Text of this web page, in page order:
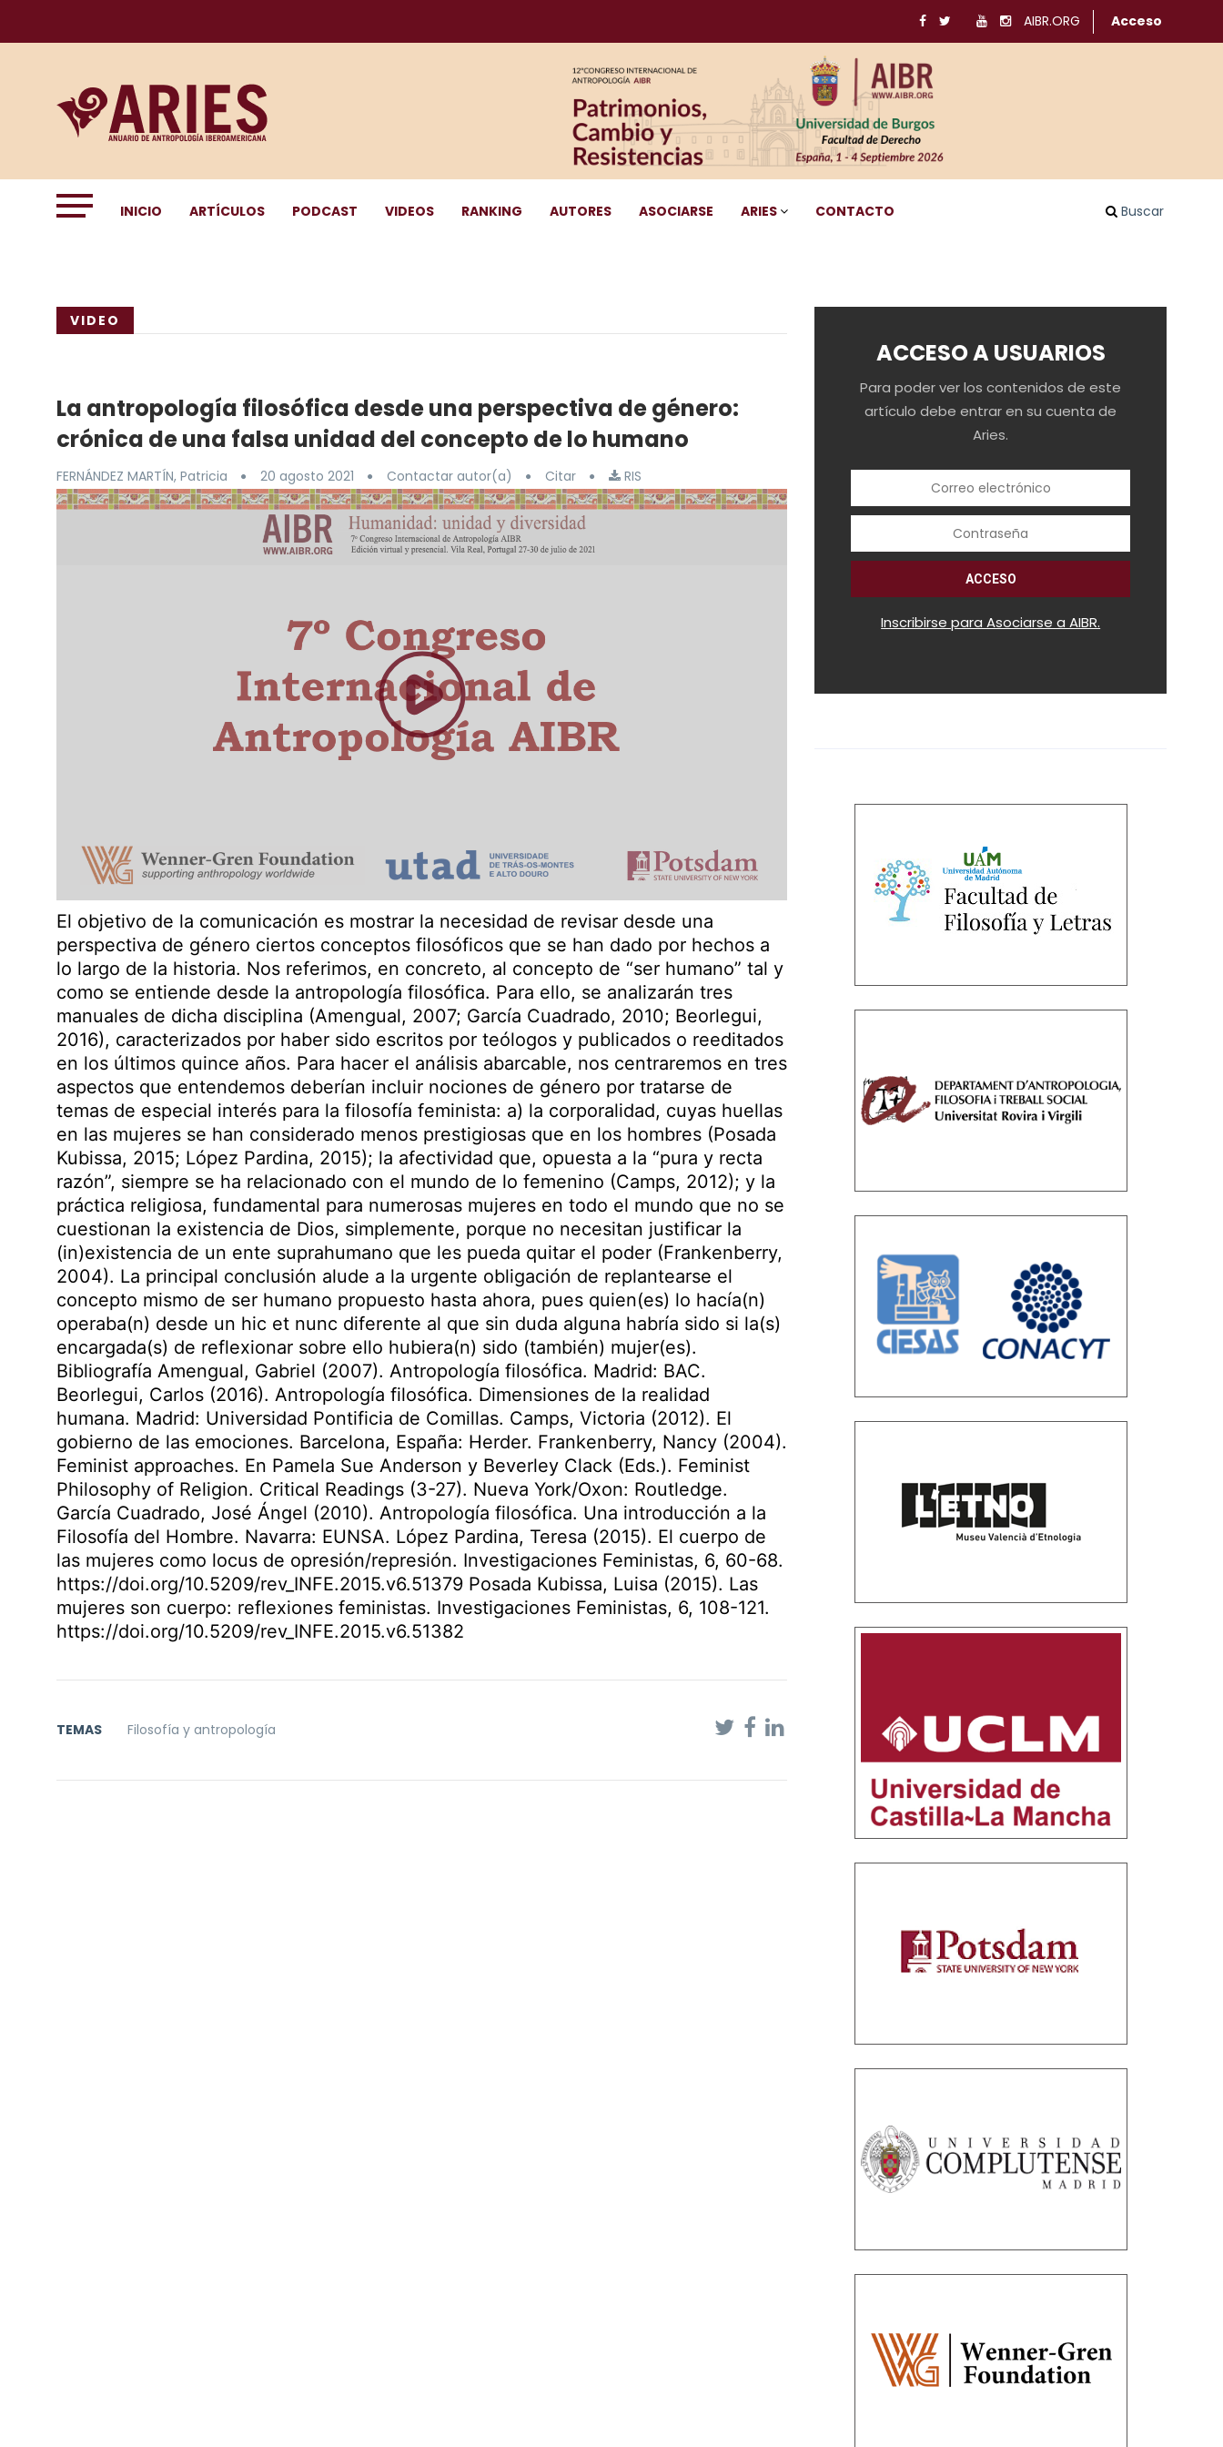
AIBR.ORG Acceso
INICIO ARTÍCULOS PODCAST VIDEOS RANKING AUTORES ASOCIARSE ARIES CONTACTO Buscar
VIDEO
La antropología filosófica desde una perspectiva de género:
crónica de una falsa unidad del concepto de lo humano
FERNÁNDEZ MARTÍN, Patricia 20 agosto 2021 Contactar autor(a) Citar RIS
El objetivo de la comunicación es mostrar la necesidad de revisar desde una
perspectiva de género ciertos conceptos filosóficos que se han dado por hechos a
lo largo de la historia. Nos referimos, en concreto, al concepto de “ser humano” tal y
como se entiende desde la antropología filosófica. Para ello, se analizarán tres
manuales de dicha disciplina (Amengual, 2007; García Cuadrado, 2010; Beorlegui,
2016), caracterizados por haber sido escritos por teólogos y publicados o reeditados
en los últimos quince años. Para hacer el análisis abarcable, nos centraremos en tres
aspectos que entendemos deberían incluir nociones de género por tratarse de
temas de especial interés para la filosofía feminista: a) la corporalidad, cuyas huellas
en las mujeres se han considerado menos prestigiosas que en los hombres (Posada
Kubissa, 2015; López Pardina, 2015); la afectividad que, opuesta a la “pura y recta
razón”, siempre se ha relacionado con el mundo de lo femenino (Camps, 2012); y la
práctica religiosa, fundamental para numerosas mujeres en todo el mundo que no se
cuestionan la existencia de Dios, simplemente, porque no necesitan justificar la
(in)existencia de un ente suprahumano que les pueda quitar el poder (Frankenberry,
2004). La principal conclusión alude a la urgente obligación de replantearse el
concepto mismo de ser humano propuesto hasta ahora, pues quien(es) lo hacía(n)
operaba(n) desde un hic et nunc diferente al que sin duda alguna habría sido si la(s)
encargada(s) de reflexionar sobre ello hubiera(n) sido (también) mujer(es).
Bibliografía Amengual, Gabriel (2007). Antropología filosófica. Madrid: BAC.
Beorlegui, Carlos (2016). Antropología filosófica. Dimensiones de la realidad
humana. Madrid: Universidad Pontificia de Comillas. Camps, Victoria (2012). El
gobierno de las emociones. Barcelona, España: Herder. Frankenberry, Nancy (2004).
Feminist approaches. En Pamela Sue Anderson y Beverley Clack (Eds.). Feminist
Philosophy of Religion. Critical Readings (3-27). Nueva York/Oxon: Routledge.
García Cuadrado, José Ángel (2010). Antropología filosófica. Una introducción a la
Filosofía del Hombre. Navarra: EUNSA. López Pardina, Teresa (2015). El cuerpo de
las mujeres como locus de opresión/represión. Investigaciones Feministas, 6, 60-68.
https://doi.org/10.5209/rev_INFE.2015.v6.51379 Posada Kubissa, Luisa (2015). Las
mujeres son cuerpo: reflexiones feministas. Investigaciones Feministas, 6, 108-121.
https://doi.org/10.5209/rev_INFE.2015.v6.51382
TEMAS Filosofía y antropología
ACCESO A USUARIOS
Para poder ver los contenidos de este
artículo debe entrar en su cuenta de
Aries.
Inscribirse para Asociarse a AIBR.